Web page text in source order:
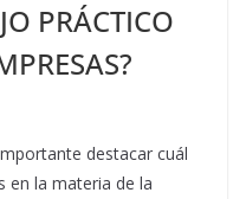
PRÁCTICO
destacar cuál
en la materia de la